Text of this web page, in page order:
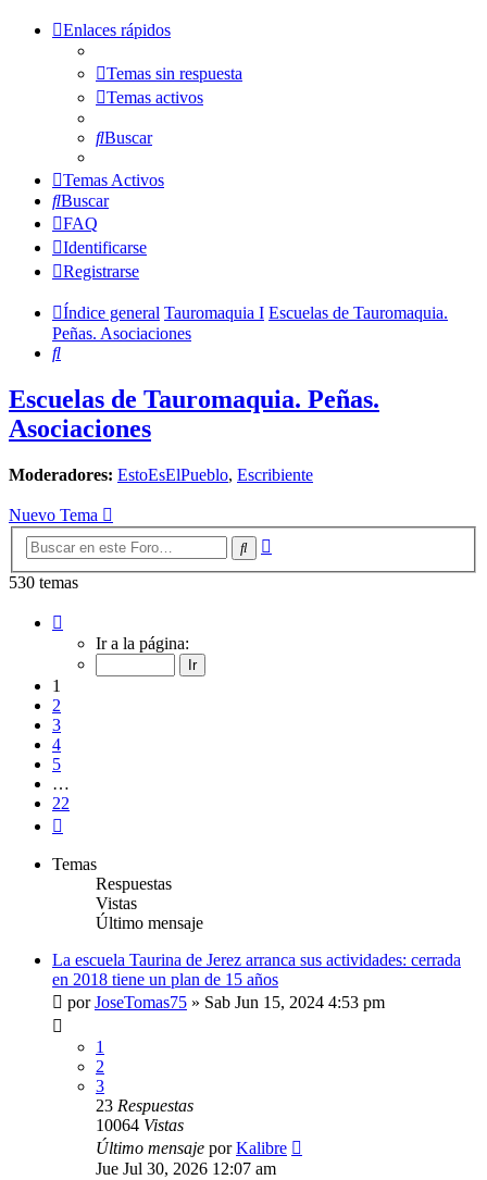
Enlaces rápidos
Temas sin respuesta
Temas activos
Buscar
Temas Activos
Buscar
FAQ
Identificarse
Registrarse
Índice general Tauromaquia I Escuelas de Tauromaquia.
Peñas. Asociaciones
Buscar
Escuelas de Tauromaquia. Peñas.
Asociaciones
Moderadores: EstoEsElPueblo, Escribiente
Nuevo Tema
Buscar
530 temas
Ir a la página:
1
2
3
4
5
…
22
Temas
Respuestas
Vistas
Último mensaje
La escuela Taurina de Jerez arranca sus actividades: cerrada
en 2018 tiene un plan de 15 años
porJoseTomas75 » Sab Jun 15, 2024 4:53 pm
1
2
3
23 Respuestas
10064 Vistas
Último mensaje porKalibre
Jue Jul 30, 2026 12:07 am